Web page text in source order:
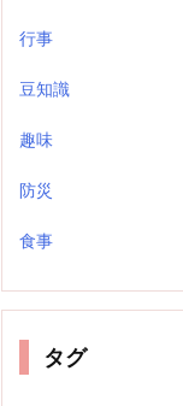
行事
豆知識
趣味
防災
食事
タグ